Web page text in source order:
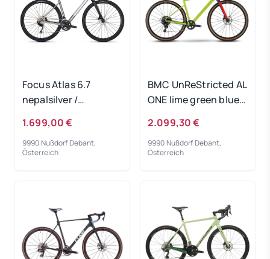
Focus Atlas 6.7
nepalsilver /
54 cm
1.699,00 €
9990 Nußdorf Debant,
Österreich
BMC UnReStricted AL
ONE lime green blue
2.099,30 €
9990 Nußdorf Debant,
Österreich